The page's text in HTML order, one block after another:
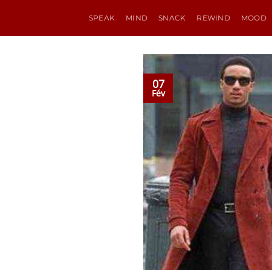
SPEAK MIND SNACK REWIND MOOD
07
Fév